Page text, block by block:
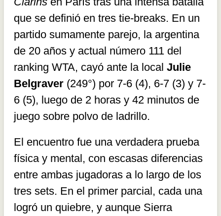
que se definió en tres tie-breaks. En un
partido sumamente parejo, la argentina
de 20 años y actual número 111 del
ranking WTA, cayó ante la local Julie
Belgraver (249°) por 7-6 (4), 6-7 (3) y 7-
6 (5), luego de 2 horas y 42 minutos de
juego sobre polvo de ladrillo.
El encuentro fue una verdadera prueba
física y mental, con escasas diferencias
entre ambas jugadoras a lo largo de los
tres sets. En el primer parcial, cada una
logró un quiebre, y aunque Sierra